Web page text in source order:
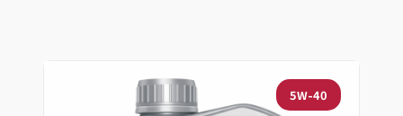
5W-40